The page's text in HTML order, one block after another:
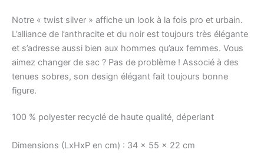
Notre « twist silver » affiche un look à la fois pro et urbain.
L’alliance de l’anthracite et du noir est toujours très élégante
et s’adresse aussi bien aux hommes qu’aux femmes. Vous
aimez changer de sac ? Pas de problème ! Associé à des
tenues sobres, son design élégant fait toujours bonne
figure.
100 % polyester recyclé de haute qualité, déperlant
Dimensions (LxHxP en cm) : 34 x 55 x 22 cm